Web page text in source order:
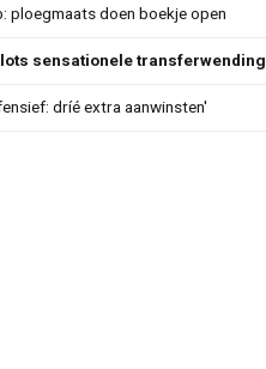
ploegmaats doen boekje open
sensationele transferwending
dríé extra aanwinsten'